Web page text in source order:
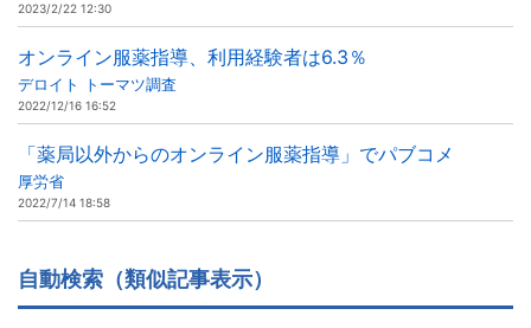
2023/2/22 12:30
オンライン服薬指導、利用経験者は6.3％
デロイト トーマツ調査
2022/12/16 16:52
「薬局以外からのオンライン服薬指導」でパブコメ
厚労省
2022/7/14 18:58
自動検索（類似記事表示）